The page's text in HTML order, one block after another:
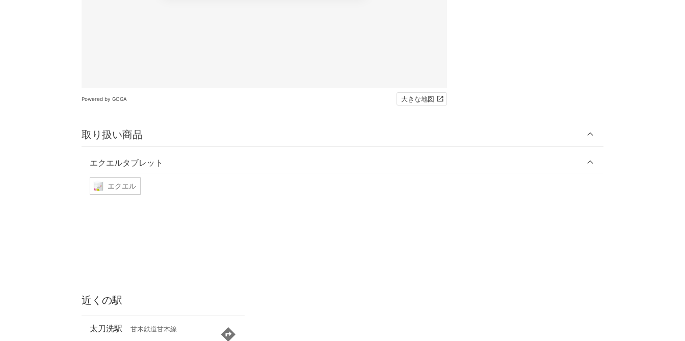
Powered by GOGA 大きな地図
取り扱い商品
エクエルタブレット
エクエル
近くの駅
太刀洗駅 甘木鉄道甘木線